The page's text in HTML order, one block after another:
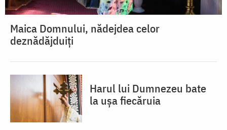
Maica Domnului, nădejdea celor
deznădăjduiți
Harul lui Dumnezeu bate
la ușa fiecăruia